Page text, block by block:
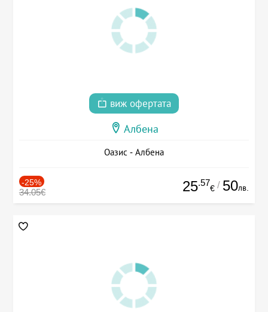
виж офертата
Албена
Оазис - Албена
-25%
34.05€ 25.57
€ / 50лв.